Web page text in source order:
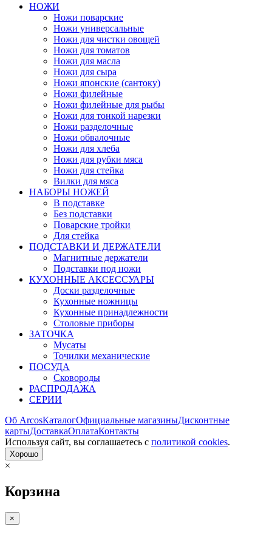
НОЖИ
Ножи поварские
Ножи универсальные
Ножи для чистки овощей
Ножи для томатов
Ножи для масла
Ножи для сыра
Ножи японские (сантоку)
Ножи филейные
Ножи филейные для рыбы
Ножи для тонкой нарезки
Ножи разделочные
Ножи обвалочные
Ножи для хлеба
Ножи для рубки мяса
Ножи для стейка
Вилки для мяса
НАБОРЫ НОЖЕЙ
В подставке
Без подставки
Поварские тройки
Для стейка
ПОДСТАВКИ И ДЕРЖАТЕЛИ
Магнитные держатели
Подставки под ножи
КУХОННЫЕ АКСЕССУАРЫ
Доски разделочные
Кухонные ножницы
Кухонные принадлежности
Столовые приборы
ЗАТОЧКА
Мусаты
Точилки механические
ПОСУДА
Сковороды
РАСПРОДАЖА
СЕРИИ
Об ArcosКаталогОфициальные магазиныДисконтные
картыДоставкаОплатаКонтакты
Используя сайт, вы согла­шаетесь с политикой cookies.
Хорошо
×
Корзина
×